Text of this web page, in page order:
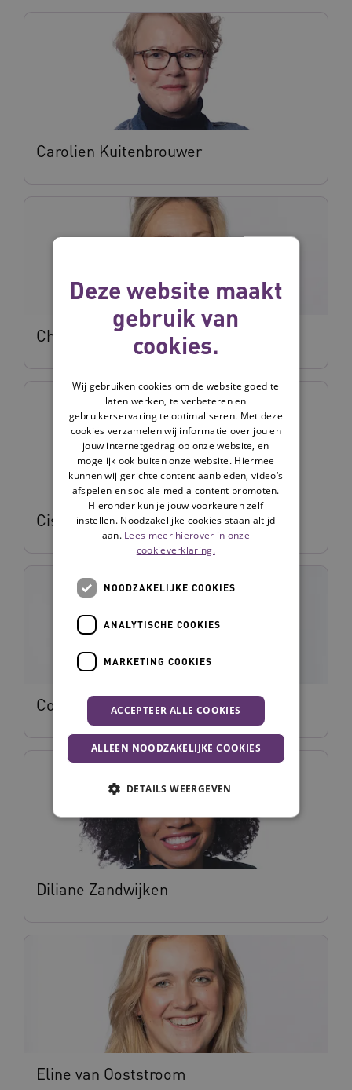
Carolien Kuitenbrouwer
Christa de Jong
Cisca den Uijl
Conny Brouwers
Diliane Zandwijken
Eline van Ooststroom
Deze website maakt
gebruik van
cookies.
Wij gebruiken cookies om de website goed te
laten werken, te verbeteren en
gebruikerservaring te optimaliseren. Met deze
cookies verzamelen wij informatie over jou en
jouw internetgedrag op onze website, en
mogelijk ook buiten onze website. Hiermee
kunnen wij gerichte content aanbieden, video’s
afspelen en sociale media content promoten.
Hieronder kun je jouw voorkeuren zelf
instellen. Noodzakelijke cookies staan altijd
aan. Lees meer hierover in onze
cookieverklaring.
NOODZAKELIJKE COOKIES
ANALYTISCHE COOKIES
MARKETING COOKIES
ACCEPTEER ALLE COOKIES
ALLEEN NOODZAKELIJKE COOKIES
DETAILS WEERGEVEN
Noodzakelijke cookies
Analytische cookies
Marketing cookies
Deze functionele en technische cookies zorgen
op uw privacy.
Provider
__Secure-ROLLOUT_TOKEN
.youtube.com
UMB_SESSION
www.vilans.nl